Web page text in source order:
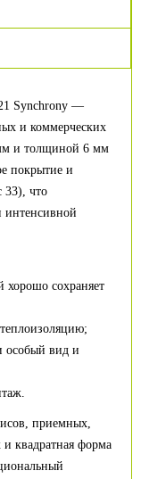
Synchrony —
и коммерческих
и толщиной 6 мм
покрытие и
33), что
интенсивной
сохраняет
особый вид и
приемных,
квадратная форма